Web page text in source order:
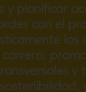
y planificar
con el
los
y